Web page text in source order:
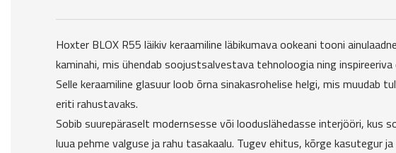
Hoxter BLOX R55 läikiv keraamiline läbikumava ookeani tooni ainulaadne
kaminahi, mis ühendab soojustsalvestava tehnoloogia ning inspireeriva
Selle keraamiline glasuur loob õrna sinakasrohelise helgi, mis muudab
eriti rahustavaks.
Sobib suurepäraselt modernsesse või looduslähedasse interjööri, kus
luua pehme valguse ja rahu tasakaalu. Tugev ehitus, kõrge kasutegur ja